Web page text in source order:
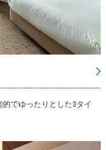
でゆったりとした3タイ